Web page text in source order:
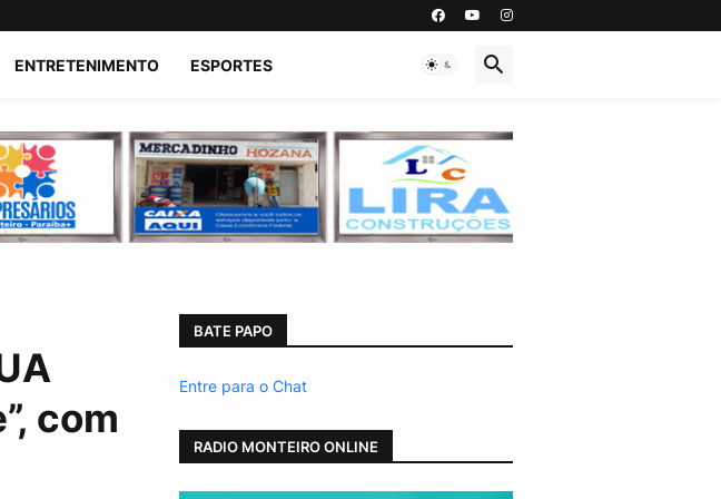
ENTRETENIMENTO ESPORTES
com
BATE PAPO
Entre para o Chat
RADIO MONTEIRO ONLINE